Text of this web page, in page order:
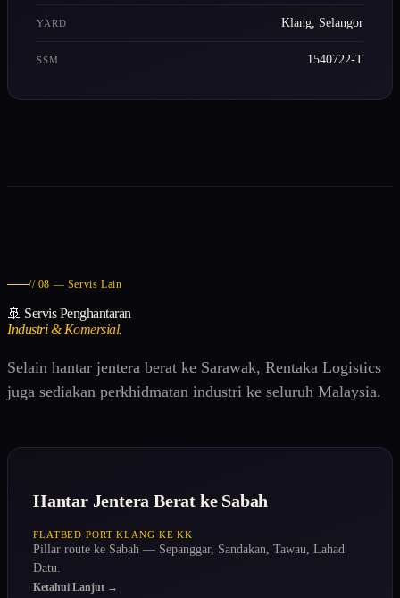
YARD Klang, Selangor
SSM 1540722-T
// 08 — Servis Lain
🚢 Servis Penghantaran
Industri & Komersial.
Selain hantar jentera berat ke Sarawak, Rentaka Logistics
juga sediakan perkhidmatan industri ke seluruh Malaysia.
Hantar Jentera Berat ke Sabah
FLATBED PORT KLANG KE KK
Pillar route ke Sabah — Sepanggar, Sandakan, Tawau, Lahad
Datu.
Ketahui Lanjut →